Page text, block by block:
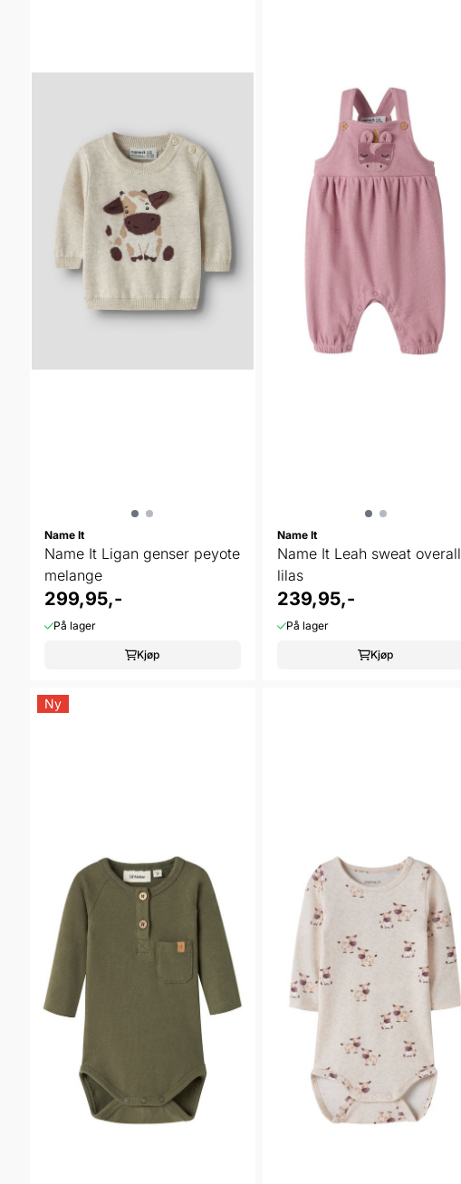
Name It
Name It Ligan genser peyote
melange
299,95,-
På lager
Kjøp
Name It
Name It Leah sweat overall
lilas
239,95,-
På lager
Kjøp
Ny